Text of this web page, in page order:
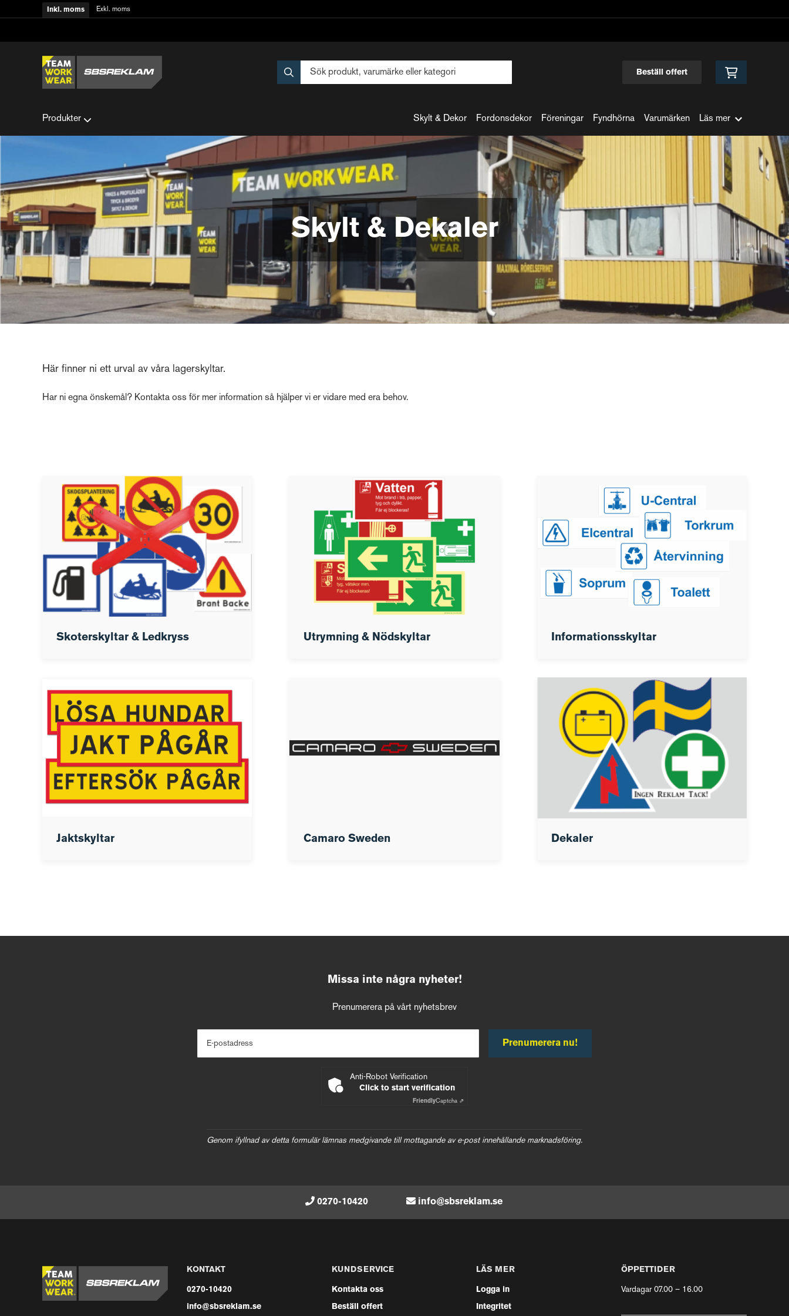
Inkl. moms Exkl. moms
Beställ offert
Produkter Skylt & Dekor Fordonsdekor Föreningar Fyndhörna Varumärken Läs mer
Skylt & Dekaler
Här finner ni ett urval av våra lagerskyltar.
Har ni egna önskemål? Kontakta oss för mer information så hjälper vi er vidare med era behov.
Skoterskyltar & Ledkryss Utrymning & Nödskyltar Informationsskyltar
Jaktskyltar Camaro Sweden Dekaler
Missa inte några nyheter!
Prenumerera på vårt nyhetsbrev
E-postadress Prenumerera nu!
Anti-Robot Verification
Click to start verification
FriendlyCaptcha ⇗
Genom ifyllnad av detta formulär lämnas medgivande till mottagande av e-post innehållande marknadsföring.
0270-10420 info@sbsreklam.se
KONTAKT
0270-10420
info@sbsreklam.se
KUNDSERVICE
Kontakta oss
Beställ offert
LÄS MER
Logga in
Integritet
ÖPPETTIDER
Vardagar 07.00 – 16.00